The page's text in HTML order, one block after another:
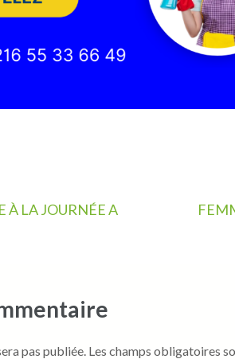
À LA JOURNÉE A
pas publiée. Les champs obligatoires